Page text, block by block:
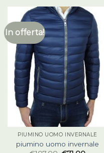
In offerta!
PIUMINO UOMO INVERNALE
piumino uomo invernale